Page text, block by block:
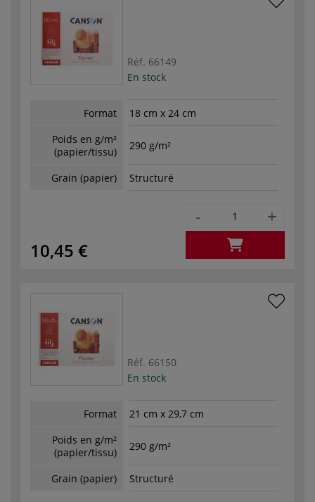
Réf. 66149
En stock
Format
18 cm x 24 cm
Poids en g/m²
(papier/tissu)
290 g/m²
Grain (papier) Structuré
10,45 €
- +
Réf. 66150
En stock
Format
21 cm x 29,7 cm
Poids en g/m²
(papier/tissu)
290 g/m²
Grain (papier) Structuré